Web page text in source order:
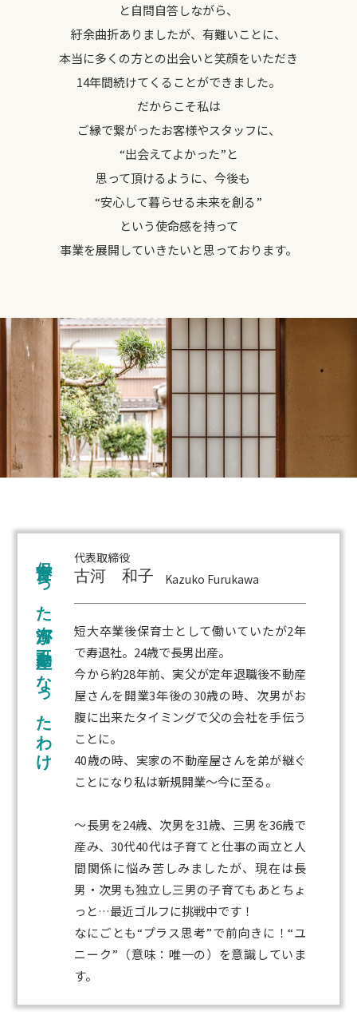
と自問自答しながら、
紆余曲折ありましたが、有難いことに、
本当に多くの方との出会いと笑顔をいただき
14年間続けてくることができました。
だからこそ私は
ご縁で繋がったお客様やスタッフに、
“出会えてよかった”と
思って頂けるように、今後も
“安心して暮らせる未来を創る”
という使命感を持って
事業を展開していきたいと思っております。
保育士だった古河が不動産屋になったわけ 代表取締役
古河 和子 Kazuko Furukawa
短大卒業後保育士として働いていたが2年
で寿退社。24歳で長男出産。
今から約28年前、実父が定年退職後不動産
屋さんを開業3年後の30歳の時、次男がお
腹に出来たタイミングで父の会社を手伝う
ことに。
40歳の時、実家の不動産屋さんを弟が継ぐ
ことになり私は新規開業～今に至る。
～長男を24歳、次男を31歳、三男を36歳で
産み、30代40代は子育てと仕事の両立と人
間関係に悩み苦しみましたが、現在は長
男・次男も独立し三男の子育てもあとちょ
っと…最近ゴルフに挑戦中です！
なにごとも“プラス思考”で前向きに！“ユ
ニーク”（意味：唯一の）を意識していま
す。